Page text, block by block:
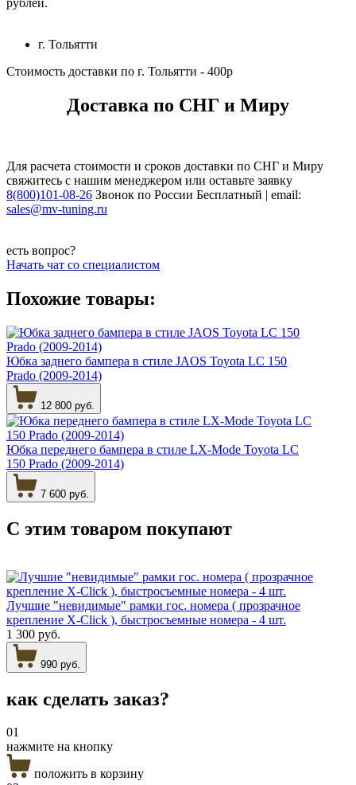
рублей.
г. Тольятти
Стоимость доставки по г. Тольятти - 400р
Доставка по СНГ и Миру
Для расчета стоимости и сроков доставки по СНГ и Миру
свяжитесь с нашим менеджером или оставьте заявку
8(800)101-08-26 Звонок по России Бесплатный | email:
sales@mv-tuning.ru
есть вопрос?
Начать чат со специалистом
Похожие товары:
Юбка заднего бампера в стиле JAOS Toyota LC 150
Prado (2009-2014)
12 800 руб.
Юбка переднего бампера в стиле LX-Mode Toyota LC
150 Prado (2009-2014)
7 600 руб.
С этим товаром покупают
Лучшие "невидимые" рамки гос. номера ( прозрачное
крепление X-Click ), быстросъемные номера - 4 шт.
1 300 руб.
990 руб.
как сделать заказ?
01
нажмите на кнопку
положить в корзину